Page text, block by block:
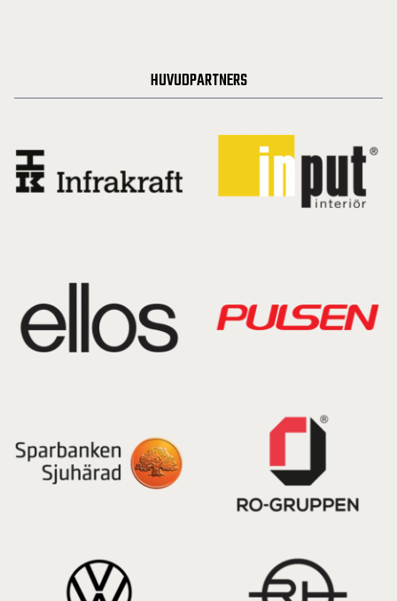
HUVUDPARTNERS